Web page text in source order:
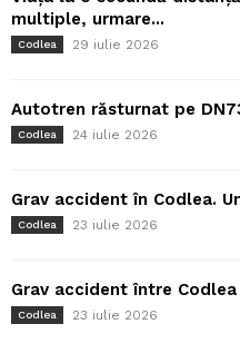
multiple, urmare...
Codlea 29 iulie 2026
Autotren răsturnat pe
Codlea 24 iulie 2026
Grav accident în Codlea.
Codlea 23 iulie 2026
Grav accident între Codlea
Codlea 23 iulie 2026